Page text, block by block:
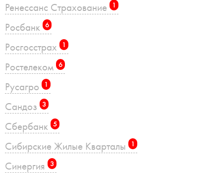
Ренессанс Страхование 1
Росбанк 6
Росгосстрах 1
Ростелеком 6
Русагро 1
Сандоз 3
Сбербанк 5
Сибирские Жилые Кварталы 1
Синергия 3